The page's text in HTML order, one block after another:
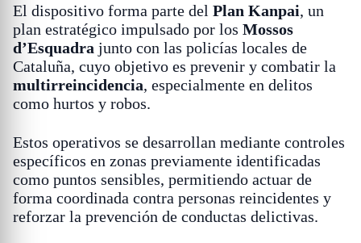
El dispositivo forma parte del Plan Kanpai, un
plan estratégico impulsado por los Mossos
d’Esquadra junto con las policías locales de
Cataluña, cuyo objetivo es prevenir y combatir la
multirreincidencia, especialmente en delitos
como hurtos y robos.
Estos operativos se desarrollan mediante controles
específicos en zonas previamente identificadas
como puntos sensibles, permitiendo actuar de
forma coordinada contra personas reincidentes y
reforzar la prevención de conductas delictivas.